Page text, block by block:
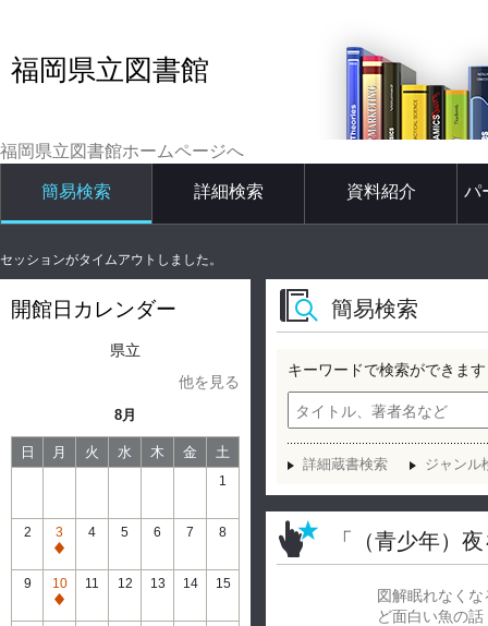
福岡県立図書館
福岡県立図書館ホームページへ
簡易検索 詳細検索 資料紹介 パ
セッションがタイムアウトしました。
開館日カレンダー
県立
他を見る
8月
日 月 火 水 木 金 土
1
2
3
通
常
休
館
4 5 6 7 8
9
10
通
11 12 13 14 15
簡易検索
キーワードで検索ができます
詳細蔵書検索 ジャンル
「（青少年）
図解眠れなくな
ど面白い魚の話